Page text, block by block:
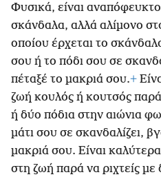
Φυσικά, είναι
σκάνδαλα, αλλά αλίμονο
οποίου έρχεται το
σου ή το πόδι σου σε
πέταξέ το μακριά σου.+
ζωή κουλός ή κουτσός παρά
ή δύο πόδια στην αιώνια
μάτι σου σε σκανδαλίζει,
μακριά σου. Είναι
στη ζωή παρά να ριχτείς με